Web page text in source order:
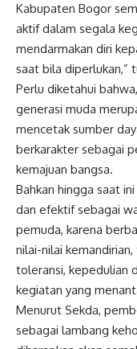
Kabupaten Bogor
aktif dalam segala
mendarmakan diri
saat bila diperlukan,”
Perlu diketahui
generasi muda
mencetak sumber
berkarakter sebagai
kemajuan bangsa.
Bahkan hingga saat
dan efektif sebagai
pemuda, karena
nilai-nilai
toleransi, kepedulian
kegiatan yang
Menurut Sekda,
sebagai lambang